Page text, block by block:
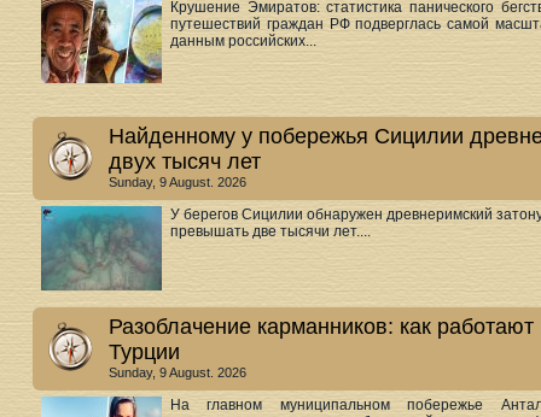
Крушение Эмиратов: статистика панического
путешествий граждан РФ подверглась самой
данным российских...
Найденному у побережья Сицилии
двух тысяч лет
Sunday, 9 August. 2026
У берегов Сицилии обнаружен древнеримский
превышать две тысячи лет....
Разоблачение карманников: как
Турции
Sunday, 9 August. 2026
На главном муниципальном побережье